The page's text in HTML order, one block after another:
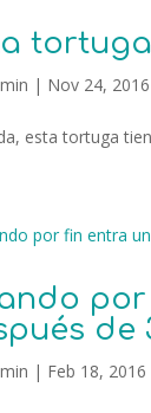
| Nov 24, 2016
esta tortuga
de
| Feb 18, 2016